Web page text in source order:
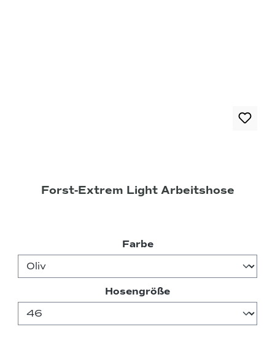
Forst-Extrem Light Arbeitshose
Farbeauswählen
Hosengrößeauswählen